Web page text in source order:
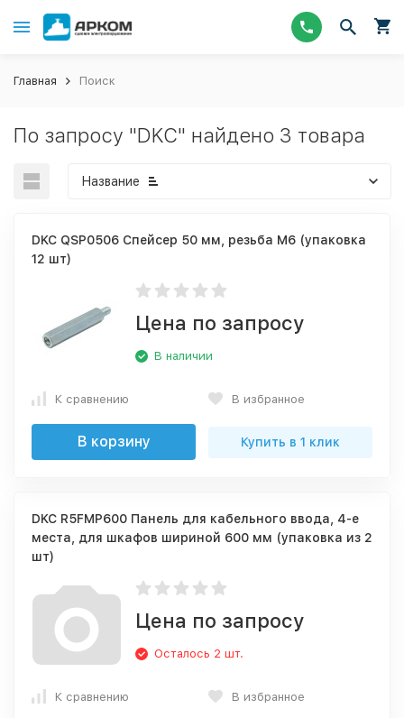
Главная Поиск
По запросу "DKC" найдено 3 товара
Название
DKC QSP0506 Спейсер 50 мм, резьба М6 (упаковка
12 шт)
Цена по запросу
В наличии
К сравнению В избранное
В корзину Купить в 1 клик
DKC R5FMP600 Панель для кабельного ввода, 4-е
места, для шкафов шириной 600 мм (упаковка из 2
шт)
Цена по запросу
Осталось 2 шт.
К сравнению В избранное